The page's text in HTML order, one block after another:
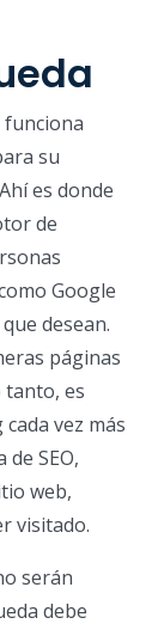
funciona
su
es donde
de
Google
desean.
páginas
tanto, es
vez más
SEO,
web,
visitado.
serán
debe